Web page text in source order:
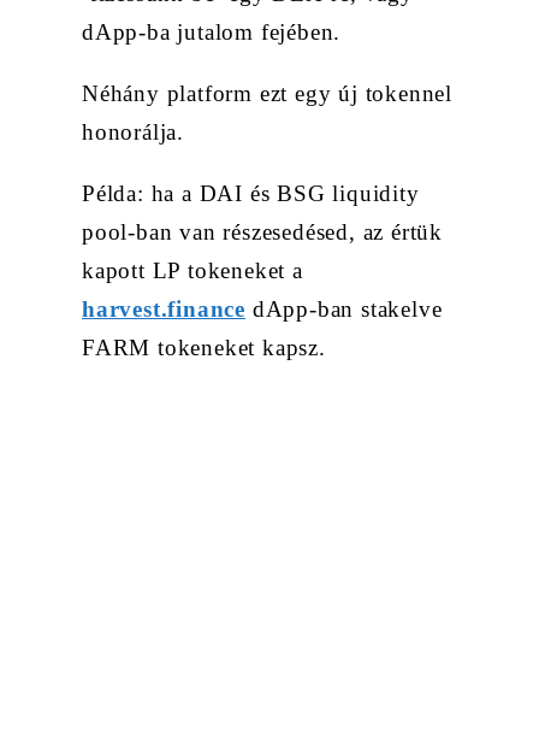
dApp-ba jutalom fejében.
Néhány platform ezt egy új tokennel
honorálja.
Példa: ha a DAI és BSG liquidity
pool-ban van részesedésed, az értük
kapott LP tokeneket a
harvest.finance dApp-ban stakelve
FARM tokeneket kapsz.